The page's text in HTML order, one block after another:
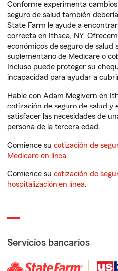
Conforme experimenta
seguro de salud también
State Farm le ayude a
correcta en Ithaca, NY.
económicos de seguro de salud
suplementario de Medicare o
Incluso puede proteger su
incapacidad para ayudar a
Hable con Adam Megivern en
cotización de seguro de salud y
satisfacer las necesidades de
persona de la tercera edad.
Comience su cotización de
Medicare en línea.
Comience su cotización de
hospitalización en línea.
Servicios bancarios